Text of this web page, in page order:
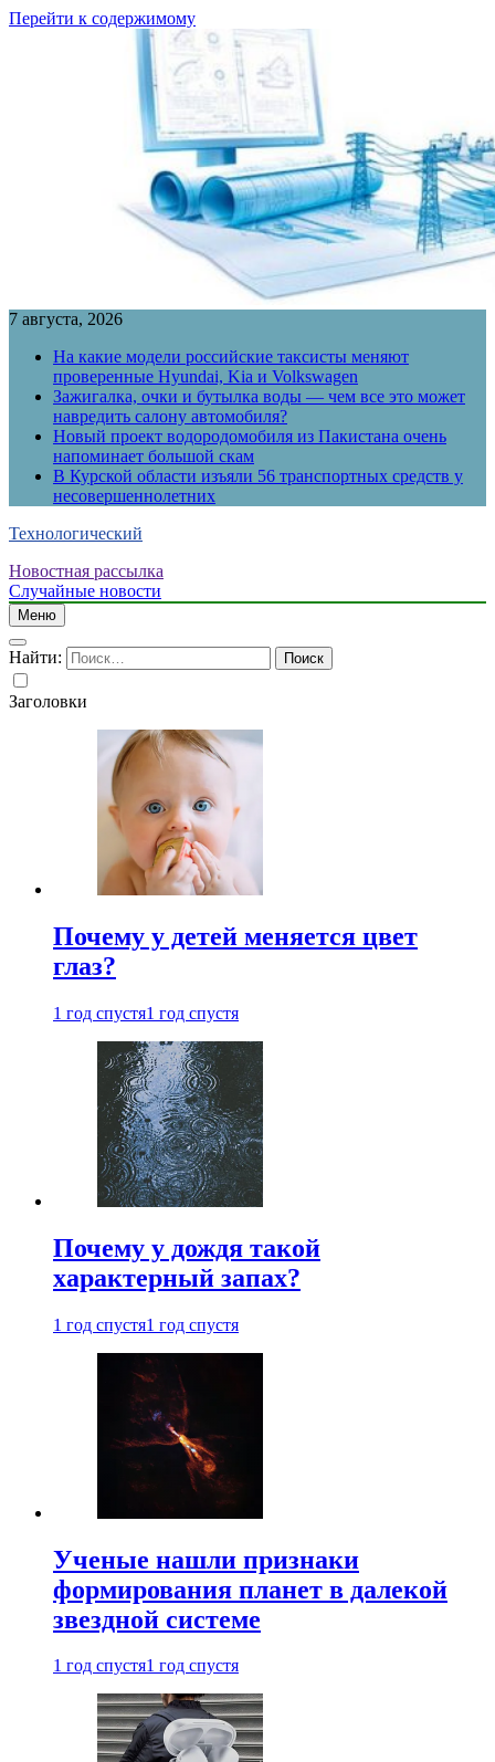
Перейти к содержимому
7 августа, 2026
На какие модели российские таксисты меняют
проверенные Hyundai, Kia и Volkswagen
Зажигалка, очки и бутылка воды — чем все это может
навредить салону автомобиля?
Новый проект водородомобиля из Пакистана очень
напоминает большой скам
В Курской области изъяли 56 транспортных средств у
несовершеннолетних
Технологический
Новостная рассылка
Случайные новости
Меню
Найти:
Заголовки
Почему у детей меняется цвет
глаз?
1 год спустя1 год спустя
Почему у дождя такой
характерный запах?
1 год спустя1 год спустя
Ученые нашли признаки
формирования планет в далекой
звездной системе
1 год спустя1 год спустя